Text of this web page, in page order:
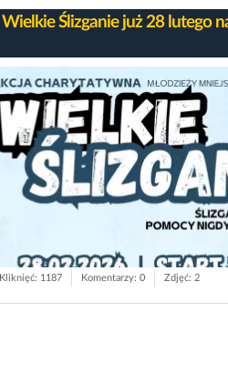
Wielkie Ślizganie już 28 lutego
Kliknięć: 1187 Komentarzy: 0 Zdjęć: 2